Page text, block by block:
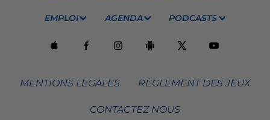
EMPLOI AGENDA PODCASTS
MENTIONS LEGALES RÈGLEMENT DES JEUX
CONTACTEZ NOUS